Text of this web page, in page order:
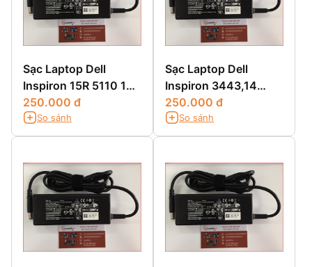
Sạc Laptop Dell
Inspiron 15R 5110 15R
5520 15R SE7520 15Z
5523 15Z 1570
250.000 đ
So sánh
Sạc Laptop Dell
Inspiron 3443,14
3443,14 3000
3443,14-3443
250.000 đ
So sánh